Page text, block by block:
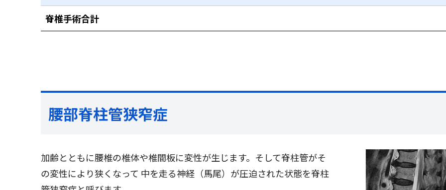
脊椎手術合計
腰部脊柱管狭窄症
加齢とともに腰椎の椎体や椎間板に変性が生じます。そして脊柱管がそ
の変性により狭くなって 中を走る神経（馬尾）が圧迫された状態を脊柱